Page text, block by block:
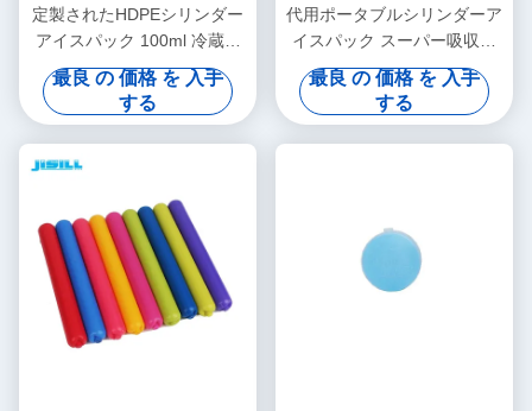
定製されたHDPEシリンダー
アイスパック 100ml 冷蔵飲
料缶 食品冷凍
最良 の 価格 を 入手
する
代用ポータブルシリンダーア
イスパック スーパー吸収性
ポリマー コーヒー製品 食品
冷凍
最良 の 価格 を 入手
する